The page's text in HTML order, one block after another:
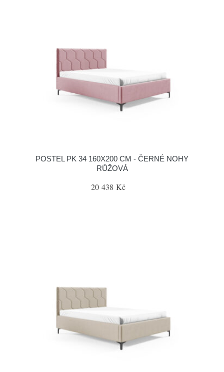
POSTEL PK 34 160X200 CM - ČERNÉ NOHY
RŮŽOVÁ
20 438 Kč